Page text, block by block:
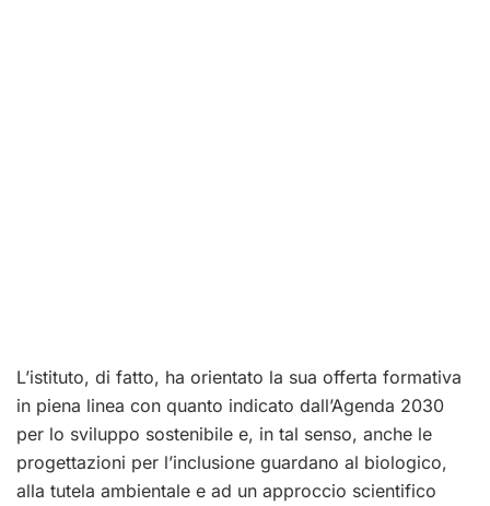
L’istituto, di fatto, ha orientato la sua offerta formativa
in piena linea con quanto indicato dall’Agenda 2030
per lo sviluppo sostenibile e, in tal senso, anche le
progettazioni per l’inclusione guardano al biologico,
alla tutela ambientale e ad un approccio scientifico